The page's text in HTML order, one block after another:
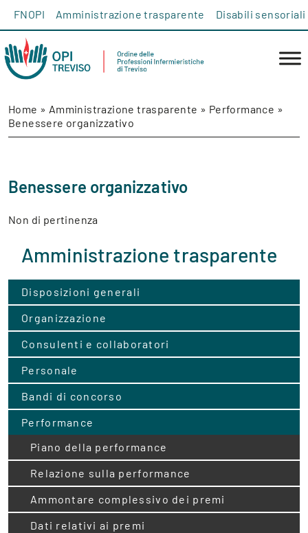
FNOPI Amministrazione trasparente Disabili sensoriali
Home » Amministrazione trasparente » Performance »
Benessere organizzativo
Benessere organizzativo
Non di pertinenza
Amministrazione trasparente
Disposizioni generali
Organizzazione
Consulenti e collaboratori
Personale
Bandi di concorso
Performance
Piano della performance
Relazione sulla performance
Ammontare complessivo dei premi
Dati relativi ai premi